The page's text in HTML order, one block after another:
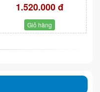
1.520.000 đ
Giỏ hàng